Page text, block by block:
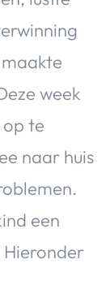
week
te
naar huis
een
Hieronder